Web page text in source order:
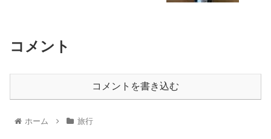
コメント
コメントを書き込む
ホーム 旅行